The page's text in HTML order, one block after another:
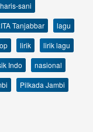
sani
Tanjabbar
lagu
lirik
lirik lagu
Indo
nasional
Pilkada Jambi